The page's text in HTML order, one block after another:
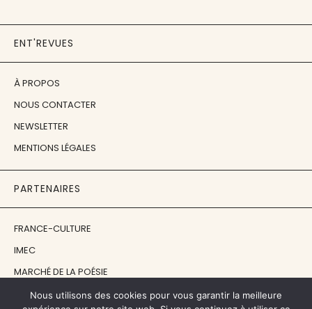
ENT'REVUES
À PROPOS
NOUS CONTACTER
NEWSLETTER
MENTIONS LÉGALES
PARTENAIRES
FRANCE-CULTURE
IMEC
MARCHÉ DE LA POÉSIE
ÉCOLE ESTIENNE
Nous utilisons des cookies pour vous garantir la meilleure